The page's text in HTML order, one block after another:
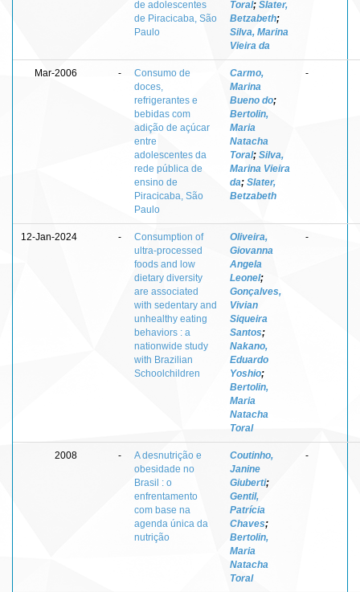
de adolescentes
de Piracicaba, São
Paulo
Toral; Slater,
Betzabeth;
Silva, Marina
Vieira da
Mar-2006 -
Consumo de
doces,
refrigerantes e
bebidas com
adição de açúcar
entre
adolescentes da
rede pública de
ensino de
Piracicaba, São
Paulo
Carmo,
Marina
Bueno do;
Bertolin,
Maria
Natacha
Toral; Silva,
Marina Vieira
da; Slater,
Betzabeth
-
12-Jan-2024 -
Consumption of
ultra-processed
foods and low
dietary diversity
are associated
with sedentary and
unhealthy eating
behaviors : a
nationwide study
with Brazilian
Schoolchildren
Oliveira,
Giovanna
Angela
Leonel;
Gonçalves,
Vivian
Siqueira
Santos;
Nakano,
Eduardo
Yoshio;
Bertolin,
Maria
Natacha
Toral
-
2008 -
A desnutrição e
obesidade no
Brasil : o
enfrentamento
com base na
agenda única da
nutrição
Coutinho,
Janine
Giuberti;
Gentil,
Patrícia
Chaves;
Bertolin,
Maria
Natacha
Toral
-